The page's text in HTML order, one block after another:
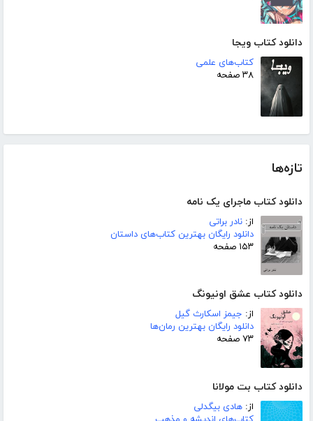
دانلود کتاب ویجا
کتاب‌های علمی
۳۸ صفحه
تازه‌ها
دانلود کتاب ماجرای یک نامه
از: نادر براتی
دانلود رایگان بهترین کتاب‌های داستان
۱۵۳ صفحه
دانلود کتاب عشق اونیونگ
از: جیمز اسکارث گیل
دانلود رایگان بهترین رمان‌ها
۷۳ صفحه
دانلود کتاب بت مولانا
از: هادی بیگدلی